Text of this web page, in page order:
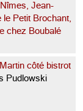
Jean-
le Petit Brochant,
chez Boubalé
côté bistrot
Pudlowski